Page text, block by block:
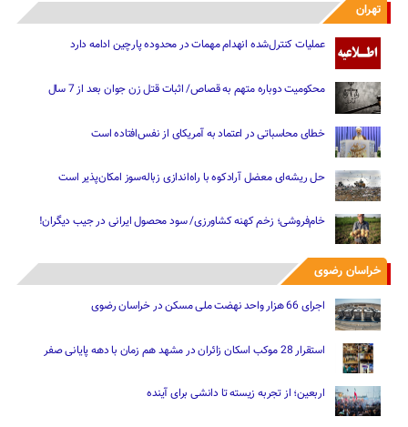
تهران
عملیات کنترل‌شده انهدام مهمات در محدوده پارچین ادامه دارد
محکومیت دوباره متهم به قصاص/ اثبات قتل زن جوان بعد از 7 سال
خطای محاسباتی در اعتماد به آمریکای از نفس‌افتاده است
حل ریشه‌ای معضل آرادکوه با راه‌اندازی زباله‌سوز امکان‌پذیر است
خام‌فروشی؛ زخم کهنه کشاورزی/ سود محصول ایرانی در جیب دیگران!
خراسان رضوی
اجرای 66 هزار واحد نهضت ملی مسکن در خراسان رضوی
استقرار 28 موکب اسکان زائران در مشهد هم زمان با دهه پایانی صفر
اربعین؛ از تجربه زیسته تا دانشی برای آینده